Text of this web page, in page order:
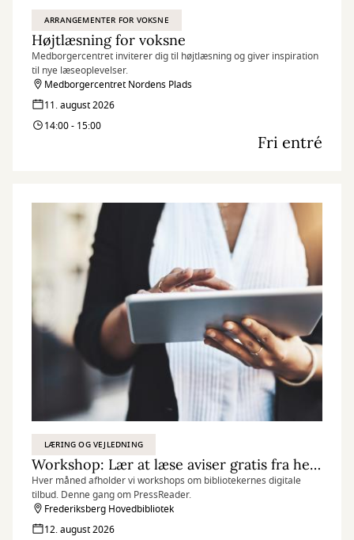
ARRANGEMENTER FOR VOKSNE
Højtlæsning for voksne
Medborgercentret inviterer dig til højtlæsning og giver inspiration
til nye læseoplevelser.
Medborgercentret Nordens Plads
11. august 2026
14:00 - 15:00
Fri entré
LÆRING OG VEJLEDNING
Workshop: Lær at læse aviser gratis fra hele verden med PressReader
Hver måned afholder vi workshops om bibliotekernes digitale
tilbud. Denne gang om PressReader.
Frederiksberg Hovedbibliotek
12. august 2026